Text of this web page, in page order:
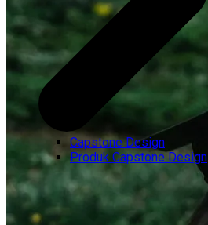
Capstone Design
Produk Capstone Design